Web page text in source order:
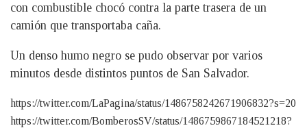
con combustible chocó contra la parte trasera de un
camión que transportaba caña.
Un denso humo negro se pudo observar por varios
minutos desde distintos puntos de San Salvador.
https://twitter.com/LaPagina/status/1486758242671906832?s=20
https://twitter.com/BomberosSV/status/1486759867184521218?